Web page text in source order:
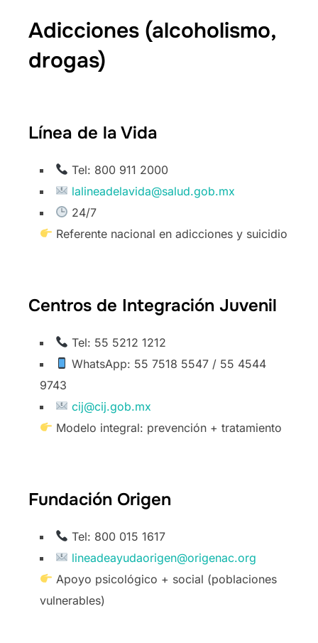
Adicciones (alcoholismo,
drogas)
Línea de la Vida
Tel: 800 911 2000
lalineadelavida@salud.gob.mx
24/7
Referente nacional en adicciones y suicidio
Centros de Integración Juvenil
Tel: 55 5212 1212
WhatsApp: 55 7518 5547 / 55 4544
9743
cij@cij.gob.mx
Modelo integral: prevención + tratamiento
Fundación Origen
Tel: 800 015 1617
lineadeayudaorigen@origenac.org
Apoyo psicológico + social (poblaciones
vulnerables)